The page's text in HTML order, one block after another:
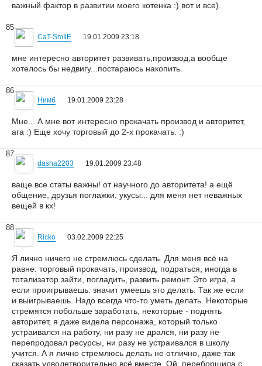
важный фактор в развитии моего котенка :) вот и все).
85
CaT-SmIlE 19.01.2009 23:18
мне интересно авторитет развивать,производ,а вообще
хотелось бы недвигу...постараюсь накопить.
86
Нимб 19.01.2009 23:28
Мне... А мне вот интересно прокачать производ и авторитет,
ага :) Еще хочу торговый до 2-х прокачать. :)
87
dasha2203 19.01.2009 23:48
ваще все статы важны! от научного до авторитета! а ещё
общение, друзья поглажки, укусы... для меня нет неважных
вещей в кх!
88
Ricko 03.02.2009 22:25
Я лично ничего не стремлюсь сделать. Для меня всё на
равне: торговый прокачать, производ, подраться, иногда в
тотализатор зайти, погладить, развить ремонт. Это игра, а
если проигрываешь: значит умеешь это делать. Так же если
и выигрываешь. Надо всегда что-то уметь делать. Некоторые
стремятся побольше заработать, некоторые - поднять
авторитет, я даже видела персонажа, который только
устраивался на работу, ни разу не дрался, ни разу не
перепродовал ресурсы, ни разу не устраивался в школу
учится. А я лично стремлюсь делать не отлично, даже так
сказать удволетворительно всё вместе. Ой, переборщила с